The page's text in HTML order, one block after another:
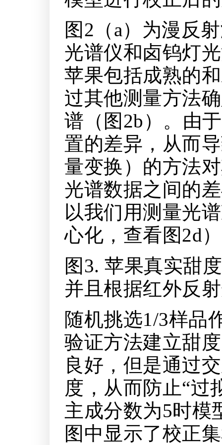
图2（a）为漫反
光谱仪和卤钨灯
苹果包括成熟的
过其他测量方法
谱（图2b）。由
置的差异，从而
量变换）的方法
光谱数据之间的
以我们用测量光
心化，查看图2d
图3. 苹果真实甜
并且根据红外反
随机挑选1/3样品
验证方法建立甜
良好，但是通过
度，从而防止“过
主成分数为5时模
图中显示了校正